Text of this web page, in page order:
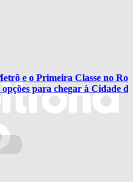
e o Primeira Classe no
para chegar à Cidade